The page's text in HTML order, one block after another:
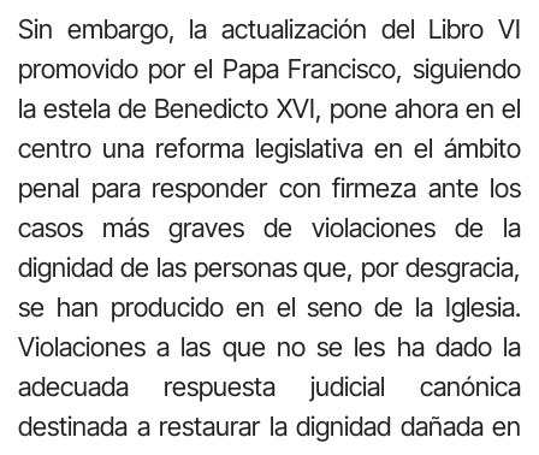
Sin embargo, la actualización del Libro VI
promovido por el Papa Francisco, siguiendo
la estela de Benedicto XVI, pone ahora en el
centro una reforma legislativa en el ámbito
penal para responder con firmeza ante los
casos más graves de violaciones de la
dignidad de las personas que, por desgracia,
se han producido en el seno de la Iglesia.
Violaciones a las que no se les ha dado la
adecuada respuesta judicial canónica
destinada a restaurar la dignidad dañada en